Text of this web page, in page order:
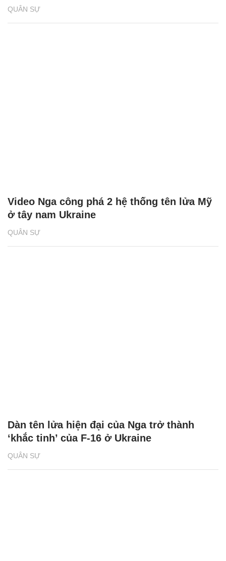
QUÂN SỰ
QUÂN SỰ
Video Nga công phá 2 hệ thống tên lửa Mỹ
ở tây nam Ukraine
QUÂN SỰ
Dàn tên lửa hiện đại của Nga trở thành
‘khắc tinh’ của F-16 ở Ukraine